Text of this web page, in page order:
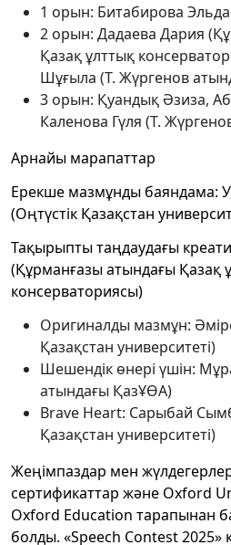
1 орын: Битабирова
2 орын: Дадаева Дария
Қазақ ұлттық
Шұғыла (Т. Жүргенов
3 орын: Қуандық Әзиза,
Каленова Гүля (Т.
Арнайы марапаттар
Ерекше мазмұнды баяндама:
(Оңтүстік Қазақстан
Тақырыпты таңдаудағы
(Құрманғазы атындағы Қазақ
консерваториясы)
Оригиналды мазмұн:
Қазақстан университеті)
Шешендік өнері үшін:
атындағы ҚазҰӨА)
Brave Heart: Сарыбай
Қазақстан университеті)
Жеңімпаздар мен
сертификаттар және Oxford
Oxford Education тарапынан
болды. «Speech Contest